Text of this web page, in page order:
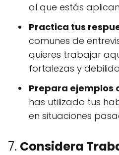
al que estás
Practica tus
comunes de
quieres trabajar
fortalezas y
Prepara ejemplos
has utilizado tus
en situaciones
7. Considera